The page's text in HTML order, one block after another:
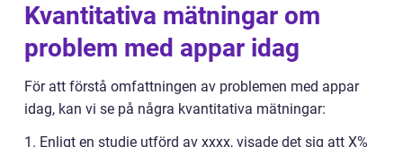
Kvantitativa mätningar om
problem med appar idag
För att förstå omfattningen av problemen med appar
idag, kan vi se på några kvantitativa mätningar:
1. Enligt en studie utförd av xxxx, visade det sig att X%